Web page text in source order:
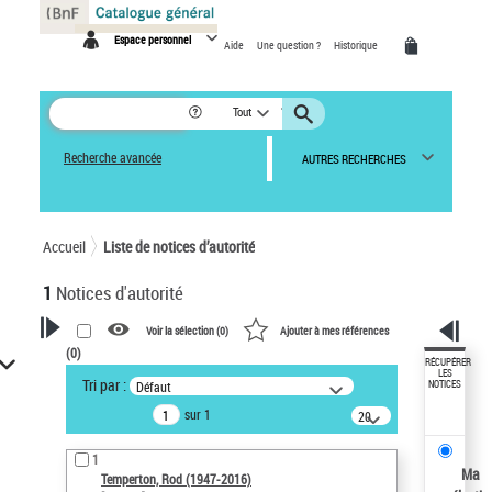
Espace personnel Aide Une question ? Historique
Tout
Recherche avancée AUTRES RECHERCHES
Accueil Liste de notices d’autorité
1 Notices d'autorité
VOTRE RECHERCHE
Recherche avancée dans les
notices d’autorité
Œuvres liées à l'auteur :
Temperton, Rod (1947-2016)
Voir la sélection (0) Ajouter à mes références
(0)
Tri par : Défaut
sur 1
20
résultats/page
1
Temperton, Rod (1947-2016)
RÉCUPÉRER
LES
NOTICES
Ma
Panneau de gestion des cookies